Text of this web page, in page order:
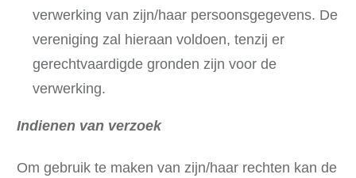
verwerking van zijn/haar persoonsgegevens. De
vereniging zal hieraan voldoen, tenzij er
gerechtvaardigde gronden zijn voor de
verwerking.
Indienen van verzoek
Om gebruik te maken van zijn/haar rechten kan de